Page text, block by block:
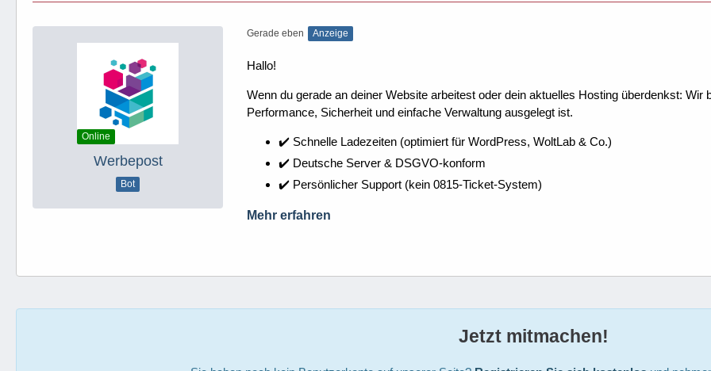
Online
Werbepost
Bot
Gerade eben Anzeige
Hallo!
Wenn du gerade an deiner Website arbeitest oder dein aktuelles Hosting überdenkst:
Performance, Sicherheit und einfache Verwaltung ausgelegt ist.
✔️ Schnelle Ladezeiten (optimiert für WordPress, WoltLab & Co.)
✔️ Deutsche Server & DSGVO-konform
✔️ Persönlicher Support (kein 0815-Ticket-System)
Mehr erfahren
Jetzt mitmachen!